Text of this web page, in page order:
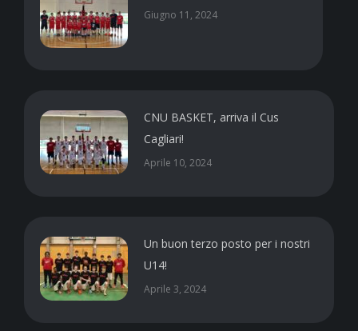
Giugno 11, 2024
CNU BASKET, arriva il Cus
Cagliari!
Aprile 10, 2024
Un buon terzo posto per i nostri
U14!
Aprile 3, 2024